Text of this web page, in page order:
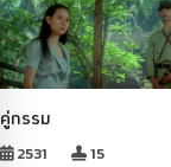
คู่กรรม
2531 15